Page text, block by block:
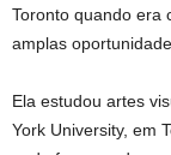
Toronto quando era
amplas
Ela estudou artes
York University, em